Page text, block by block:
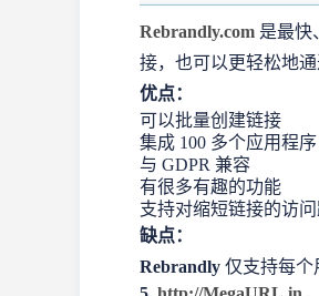
Rebrandly.com 是最快
接，也可以更轻松地通
优点：
可以批量创建链接
集成 100 多个应用程序
与 GDPR 兼容
有很多有趣的功能
支持对缩短链接的访
缺点：
Rebrandly 仅支持每个